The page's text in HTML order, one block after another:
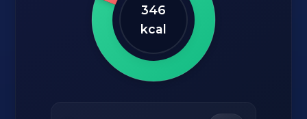
346
kcal